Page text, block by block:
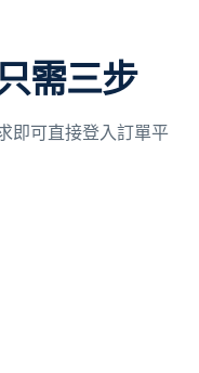
需三步
即可直接登入訂單平